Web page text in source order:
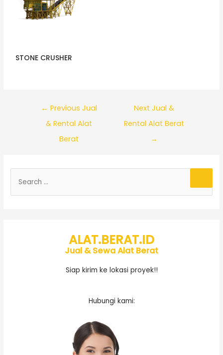
STONE CRUSHER
← Previous Jual
& Rental Alat
Berat
Next Jual &
Rental Alat Berat
→
ALAT.BERAT.ID
Jual & Sewa Alat Berat
Siap kirim ke lokasi proyek!!
Hubungi kami: